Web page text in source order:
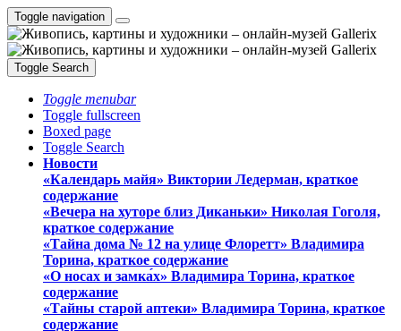
Toggle navigation
Toggle Search
Toggle menubar
Toggle fullscreen
Boxed page
Toggle Search
Новости
«Календарь майя» Виктории Ледерман, краткое
содержание
«Вечера на хуторе близ Диканьки» Николая Гоголя,
краткое содержание
«Тайна дома № 12 на улице Флоретт» Владимира
Торина, краткое содержание
«О носах и замка́х» Владимира Торина, краткое
содержание
«Тайны старой аптеки» Владимира Торина, краткое
содержание